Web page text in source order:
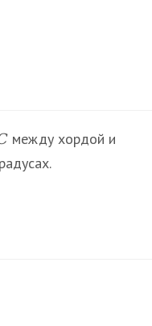
между хордой и